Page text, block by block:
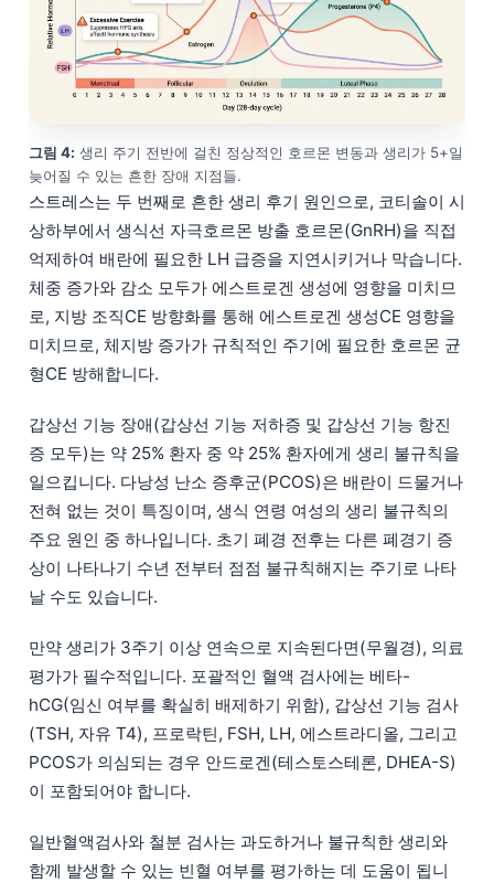
그림 4: 생리 주기 전반에 걸친 정상적인 호르몬 변동과 생리가 5+일
늦어질 수 있는 흔한 장애 지점들.
스트레스는 두 번째로 흔한 생리 후기 원인으로, 코티솔이 시
상하부에서 생식선 자극호르몬 방출 호르몬(GnRH)을 직접
억제하여 배란에 필요한 LH 급증을 지연시키거나 막습니다.
체중 증가와 감소 모두가 에스트로겐 생성에 영향을 미치므
로, 지방 조직CE 방향화를 통해 에스트로겐 생성CE 영향을
미치므로, 체지방 증가가 규칙적인 주기에 필요한 호르몬 균
형CE 방해합니다.
갑상선 기능 장애(갑상선 기능 저하증 및 갑상선 기능 항진
증 모두)는 약 25% 환자 중 약 25% 환자에게 생리 불규칙을
일으킵니다. 다낭성 난소 증후군(PCOS)은 배란이 드물거나
전혀 없는 것이 특징이며, 생식 연령 여성의 생리 불규칙의
주요 원인 중 하나입니다. 초기 폐경 전후는 다른 폐경기 증
상이 나타나기 수년 전부터 점점 불규칙해지는 주기로 나타
날 수도 있습니다.
만약 생리가 3주기 이상 연속으로 지속된다면(무월경), 의료
평가가 필수적입니다. 포괄적인 혈액 검사에는 베타-
hCG(임신 여부를 확실히 배제하기 위함), 갑상선 기능 검사
(TSH, 자유 T4), 프로락틴, FSH, LH, 에스트라디올, 그리고
PCOS가 의심되는 경우 안드로겐(테스토스테론, DHEA-S)
이 포함되어야 합니다.
일반혈액검사와 철분 검사는 과도하거나 불규칙한 생리와
함께 발생할 수 있는 빈혈 여부를 평가하는 데 도움이 됩니